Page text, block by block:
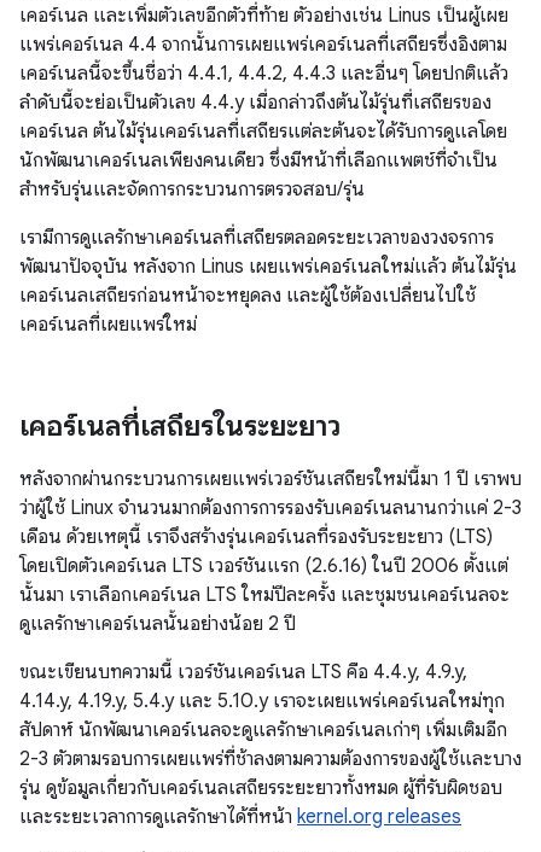
เคอร์เนล และเพิ่มตัวเลขอีกตัวที่ท้าย ตัวอย่างเช่น Linus เป็นผู้เผย
แพร่เคอร์เนล 4.4 จากนั้นการเผยแพร่เคอร์เนลที่เสถียรซึ่งอิงตาม
เคอร์เนลนี้จะขึ้นชื่อว่า 4.4.1, 4.4.2, 4.4.3 และอื่นๆ โดยปกติแล้ว
ลำดับนี้จะย่อเป็นตัวเลข 4.4.y เมื่อกล่าวถึงต้นไม้รุ่นที่เสถียรของ
เคอร์เนล ต้นไม้รุ่นเคอร์เนลที่เสถียรแต่ละต้นจะได้รับการดูแลโดย
นักพัฒนาเคอร์เนลเพียงคนเดียว ซึ่งมีหน้าที่เลือกแพตช์ที่จำเป็น
สำหรับรุ่นและจัดการกระบวนการตรวจสอบ/รุ่น
เรามีการดูแลรักษาเคอร์เนลที่เสถียรตลอดระยะเวลาของวงจรการ
พัฒนาปัจจุบัน หลังจาก Linus เผยแพร่เคอร์เนลใหม่แล้ว ต้นไม้รุ่น
เคอร์เนลเสถียรก่อนหน้าจะหยุดลง และผู้ใช้ต้องเปลี่ยนไปใช้
เคอร์เนลที่เผยแพร่ใหม่
เคอร์เนลที่เสถียรในระยะยาว
หลังจากผ่านกระบวนการเผยแพร่เวอร์ชันเสถียรใหม่นี้มา 1 ปี เราพบ
ว่าผู้ใช้ Linux จำนวนมากต้องการการรองรับเคอร์เนลนานกว่าแค่ 2-3
เดือน ด้วยเหตุนี้ เราจึงสร้างรุ่นเคอร์เนลที่รองรับระยะยาว (LTS)
โดยเปิดตัวเคอร์เนล LTS เวอร์ชันแรก (2.6.16) ในปี 2006 ตั้งแต่
นั้นมา เราเลือกเคอร์เนล LTS ใหม่ปีละครั้ง และชุมชนเคอร์เนลจะ
ดูแลรักษาเคอร์เนลนั้นอย่างน้อย 2 ปี
ขณะเขียนบทความนี้ เวอร์ชันเคอร์เนล LTS คือ 4.4.y, 4.9.y,
4.14.y, 4.19.y, 5.4.y และ 5.10.y เราจะเผยแพร่เคอร์เนลใหม่ทุก
สัปดาห์ นักพัฒนาเคอร์เนลจะดูแลรักษาเคอร์เนลเก่าๆ เพิ่มเติมอีก
2-3 ตัวตามรอบการเผยแพร่ที่ช้าลงตามความต้องการของผู้ใช้และบาง
รุ่น ดูข้อมูลเกี่ยวกับเคอร์เนลเสถียรระยะยาวทั้งหมด ผู้ที่รับผิดชอบ
และระยะเวลาการดูแลรักษาได้ที่หน้า kernel.org releases